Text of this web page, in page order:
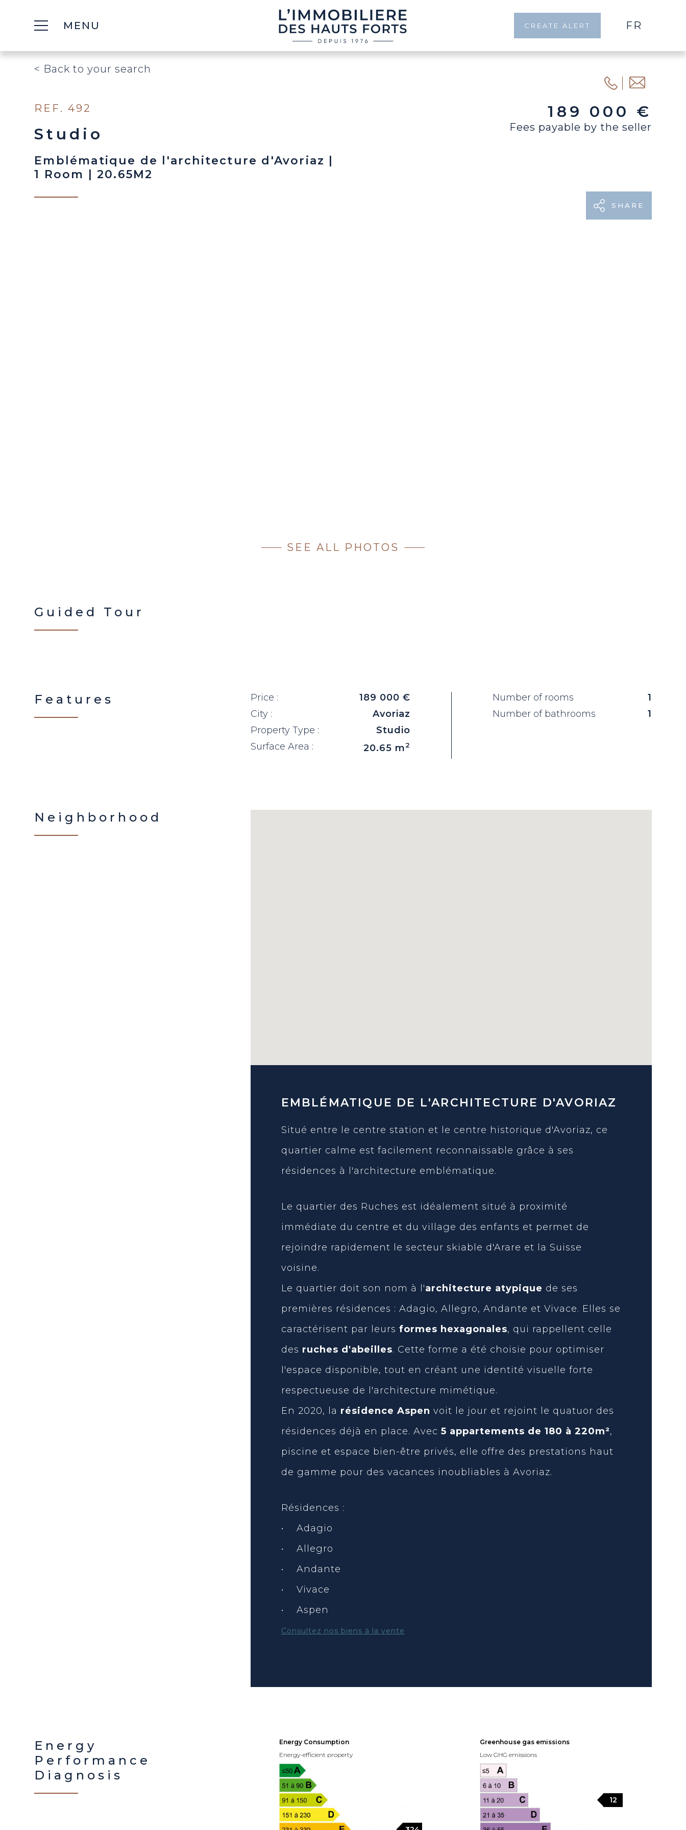
MENU CREATE ALERT FR
< Back to your search
REF. 492
Studio
Emblématique de l'architecture d'Avoriaz |
1 Room | 20.65M2
189 000 €
Fees payable by the seller
SHARE
SEE ALL PHOTOS
Guided Tour
Features Price :
189 000 €
City :
Avoriaz
Property Type :
Studio
Surface Area :
20.65 m2
Number of rooms
1
Number of bathrooms
1
Neighborhood
EMBLÉMATIQUE DE L'ARCHITECTURE D'AVORIAZ
Situé entre le centre station et le centre historique d'Avoriaz, ce
quartier calme est facilement reconnaissable grâce à ses
résidences à l'architecture emblématique.
Le quartier des Ruches est idéalement situé à proximité
immédiate du centre et du village des enfants et permet de
rejoindre rapidement le secteur skiable d'Arare et la Suisse
voisine.
Le quartier doit son nom à l'architecture atypique de ses
premières résidences : Adagio, Allegro, Andante et Vivace. Elles se
caractérisent par leurs formes hexagonales, qui rappellent celle
des ruches d'abeilles. Cette forme a été choisie pour optimiser
l'espace disponible, tout en créant une identité visuelle forte
respectueuse de l'architecture mimétique.
En 2020, la résidence Aspen voit le jour et rejoint le quatuor des
résidences déjà en place. Avec 5 appartements de 180 à 220m²,
piscine et espace bien-être privés, elle offre des prestations haut
de gamme pour des vacances inoubliables à Avoriaz.
Résidences :
• Adagio
• Allegro
• Andante
• Vivace
• Aspen
Consultez nos biens à la vente
Energy
Performance
Diagnosis
Energy Consumption
Energy-efficient property
Greenhouse gas emissions
Low GHG emissions
12